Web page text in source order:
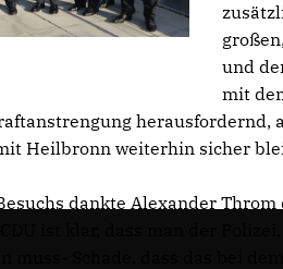
und
mit
Heilbronn weiterhin sicher
dankte Alexander
muss- Schade, dass das bei